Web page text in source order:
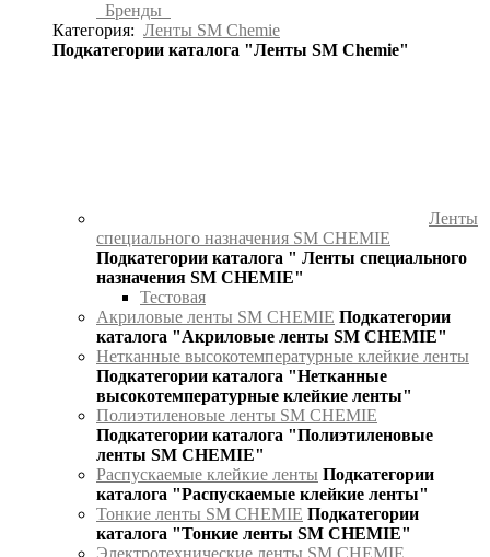
Бренды
Категория: Ленты SM Chemie
Подкатегории каталога "Ленты SM Chemie"
Ленты
специального назначения SM CHEMIE
Подкатегории каталога " Ленты специального
назначения SM CHEMIE"
Тестовая
Акриловые ленты SM CHEMIE Подкатегории
каталога "Акриловые ленты SM CHEMIE"
Нетканные высокотемпературные клейкие ленты
Подкатегории каталога "Нетканные
высокотемпературные клейкие ленты"
Полиэтиленовые ленты SM CHEMIE
Подкатегории каталога "Полиэтиленовые
ленты SM CHEMIE"
Распускаемые клейкие ленты Подкатегории
каталога "Распускаемые клейкие ленты"
Тонкие ленты SM CHEMIE Подкатегории
каталога "Тонкие ленты SM CHEMIE"
Электротехнические ленты SM CHEMIE